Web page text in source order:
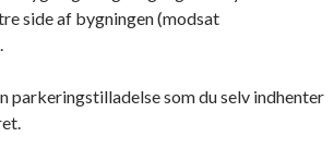
side af bygningen (modsat
parkeringstilladelse som du selv indhenter